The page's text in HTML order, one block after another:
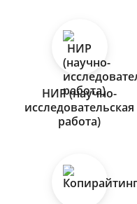
НИР (научно-
исследовательская
работа)